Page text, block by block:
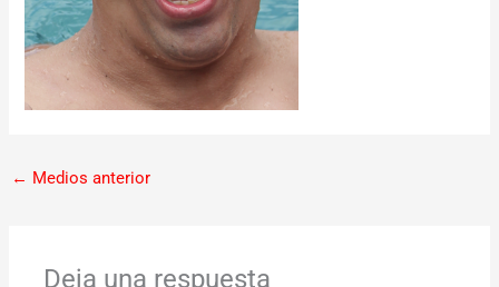
← Medios anterior
Deja una respuesta